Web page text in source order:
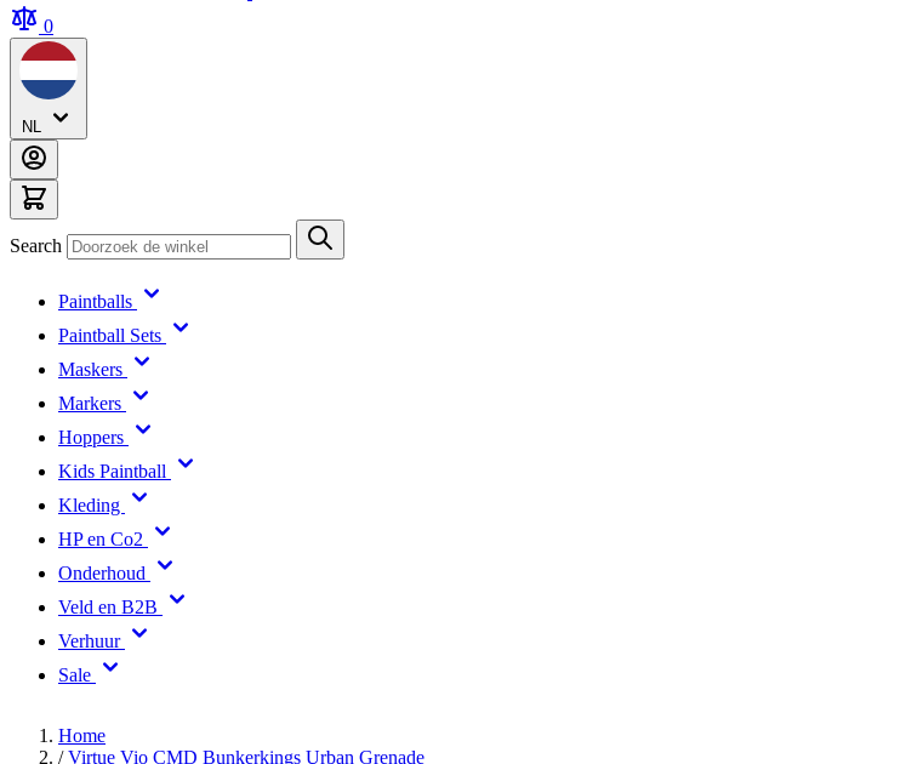
0
NL
Search
Paintballs
Paintball Sets
Maskers
Markers
Hoppers
Kids Paintball
Kleding
HP en Co2
Onderhoud
Veld en B2B
Verhuur
Sale
Home
/ Virtue Vio CMD Bunkerkings Urban Grenade